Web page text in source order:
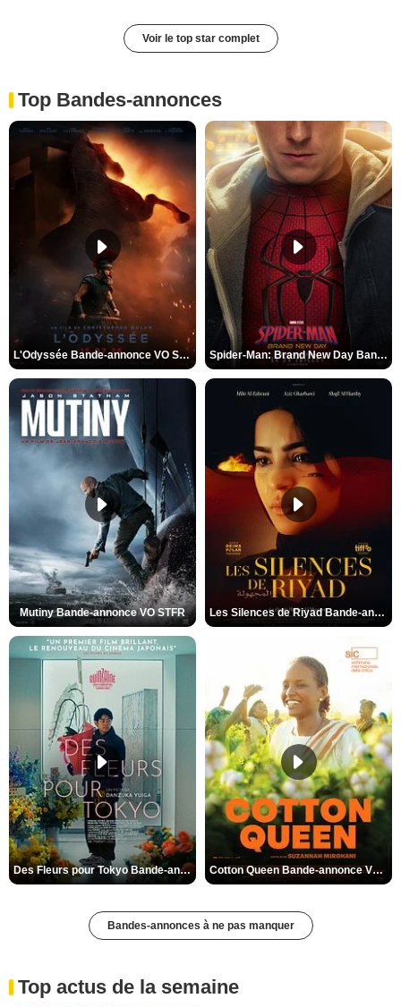
Voir le top star complet
Top Bandes-annonces
L'Odyssée Bande-annonce VO STFR Spider-Man: Brand New Day Bande-annonce VO STFR
Mutiny Bande-annonce VO STFR Les Silences de Riyad Bande-annonce VO STFR
Des Fleurs pour Tokyo Bande-annonce VO STFR Cotton Queen Bande-annonce VO STFR
Bandes-annonces à ne pas manquer
Top actus de la semaine